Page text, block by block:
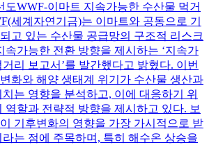
도WWF-이마트 지속가능한 수산물 먹거
세계자연기금)는 이마트와 공동으로 기
고 있는 수산물 공급망의 구조적 리스크
속가능한 전환 방향을 제시하는 ‘지속가
리 보고서’를 발간했다고 밝혔다. 이번
화와 해양 생태계 위기가 수산물 생산과
는 영향을 분석하고, 이에 대응하기 위
역할과 전략적 방향을 제시하고 있다. 보
기후변화의 영향을 가장 가시적으로 받
는 점에 주목하며, 특히 해수온 상승을